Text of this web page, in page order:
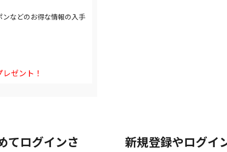
ンなどのお得な情報の入手
ゼント！
てログインさ
新規登録やログイ